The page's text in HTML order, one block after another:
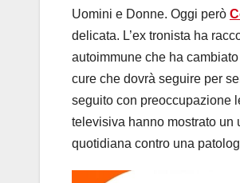
Uomini e Donne. Oggi però
delicata. L’ex tronista ha
autoimmune che ha
cure che dovrà seguire per
seguito con preoccupazione
televisiva hanno mostrato un
quotidiana contro una